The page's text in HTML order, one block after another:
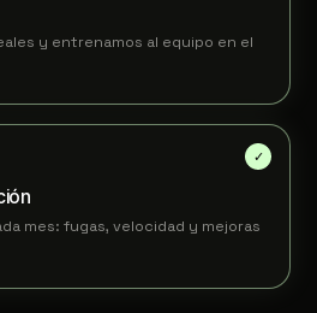
y entrenamos al equipo en el
mes: fugas, velocidad y mejoras